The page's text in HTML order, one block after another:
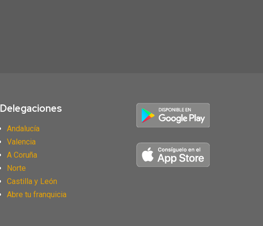
Delegaciones
Andalucía
Valencia
A Coruña
Norte
Castilla y León
Abre tu franquicia